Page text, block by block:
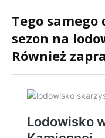
Tego samego
sezon na
Również